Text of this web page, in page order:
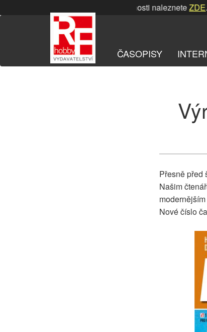
na
SRPNOVÁ soutěž! Podrobnosti nalezneteZDE. |
ČASOPISY
Přesně před
Našim
Nové číslo